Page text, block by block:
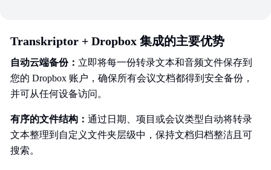
Transkriptor + Dropbox 集成的主要优势
自动云端备份： 立即将每一份转录文本和音频文件保存到
您的 Dropbox 账户，确保所有会议文档都得到安全备份，
并可从任何设备访问。
有序的文件结构： 通过日期、项目或会议类型自动将转录
文本整理到自定义文件夹层级中，保持文档归档整洁且可
搜索。